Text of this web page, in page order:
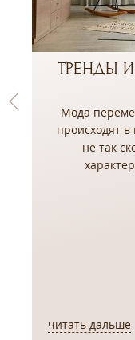
ТРЕНДЫ
Мода
происходят
не так
читать дальше